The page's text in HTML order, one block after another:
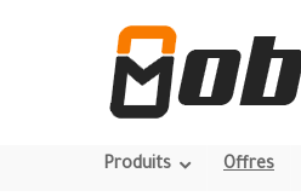
Produits Offres